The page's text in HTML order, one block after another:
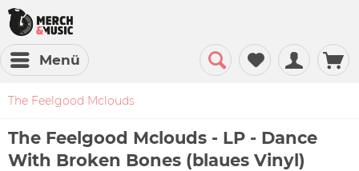
Menü
The Feelgood Mclouds
The Feelgood Mclouds - LP - Dance
With Broken Bones (blaues Vinyl)